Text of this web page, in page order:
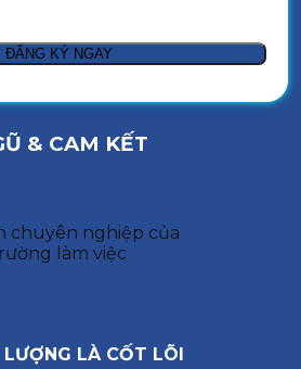
& CAM KẾT
chuyên nghiệp của
làm việc
LÀ CỐT LÕI